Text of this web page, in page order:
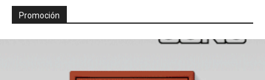
Promoción